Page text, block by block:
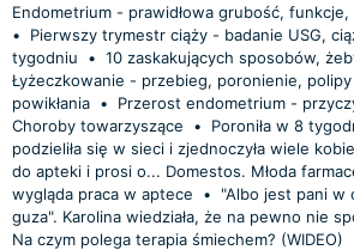
Endometrium - prawidłowa grubość,
•
Pierwszy trymestr ciąży - badanie USG,
tygodniu
• 10 zaskakujących sposobów,
Łyżeczkowanie - przebieg, poronienie, polipy
powikłania •
Przerost endometrium -
Choroby towarzyszące
•
Poroniła w 8
podzieliła się w sieci i zjednoczyła wiele
do apteki i prosi o... Domestos. Młoda
wygląda praca w aptece
•
"Albo jest pani w
guza". Karolina wiedziała, że na pewno nie
Na czym polega terapia śmiechem? (WIDEO)